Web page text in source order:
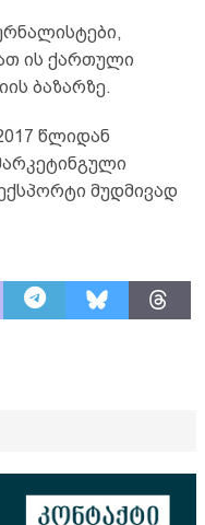
ის ქართული
ბაზარზე.
წლიდან
მუდმივად